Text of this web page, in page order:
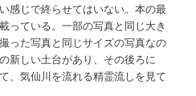
感じで終らせてはいない。本の最
っている。一部の写真と同じ大き
った写真と同じサイズの写真なの
新しい土台があり、その後ろに
、気仙川を流れる精霊流しを見て